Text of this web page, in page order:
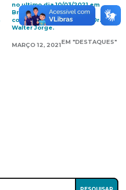
no ultimo dia 10/03/2021 em
Brasília-DF para audiência
com o Presidente do CFF Dr.
Walter Jorge.
MARÇO 12, 2021EM "DESTAQUES"